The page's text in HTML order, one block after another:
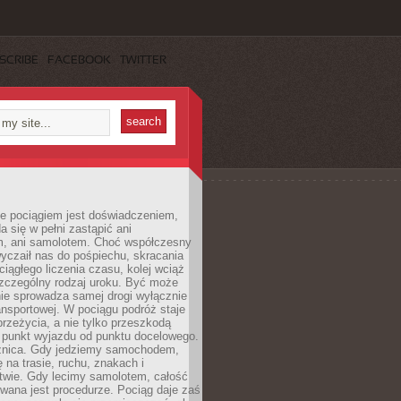
FACEBOOK TWITTER
pociągiem jest doświadczeniem,
się w pełni zastąpić ani
ani samolotem. Choć współczesny
nas do pośpiechu, skracania
liczenia czasu, kolej wciąż
rodzaj uroku. Być może
sprowadza samej drogi wyłącznie
W pociągu podróż staje
a nie tylko przeszkodą
wyjazdu od punktu docelowego.
Gdy jedziemy samochodem,
na trasie, ruchu, znakach i
Gdy lecimy samolotem, całość
jest procedurze. Pociąg daje zaś